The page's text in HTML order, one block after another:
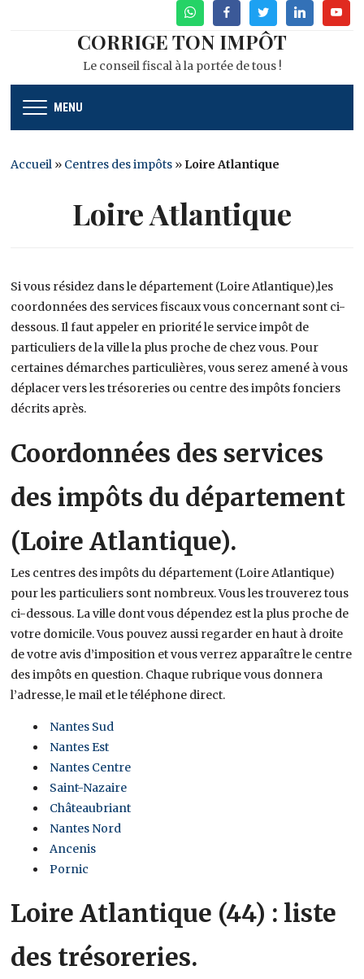
WhatsAppFacebookTwitterLinkedin
CORRIGE TON IMPÔT
Le conseil fiscal à la portée de tous !
MENU
Accueil » Centres des impôts » Loire Atlantique
Loire Atlantique
Si vous résidez dans le département (Loire Atlantique),les
coordonnées des services fiscaux vous concernant sont ci-
dessous. Il faut appeler en priorité le service impôt de
particuliers de la ville la plus proche de chez vous. Pour
certaines démarches particulières, vous serez amené à vous
déplacer vers les trésoreries ou centre des impôts fonciers
décrits après.
Coordonnées des services
des impôts du département
(Loire Atlantique).
Les centres des impôts du département (Loire Atlantique)
pour les particuliers sont nombreux. Vous les trouverez tous
ci-dessous. La ville dont vous dépendez est la plus proche de
votre domicile. Vous pouvez aussi regarder en haut à droite
de votre avis d’imposition et vous verrez apparaître le centre
des impôts en question. Chaque rubrique vous donnera
l’adresse, le mail et le téléphone direct.
Nantes Sud
Nantes Est
Nantes Centre
Saint-Nazaire
Châteaubriant
Nantes Nord
Ancenis
Pornic
Loire Atlantique (44) : liste
des trésoreries.